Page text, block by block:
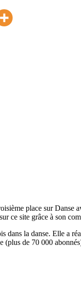
place sur Danse
ce site grâce à son
dans la danse. Elle a
(plus de 70 000